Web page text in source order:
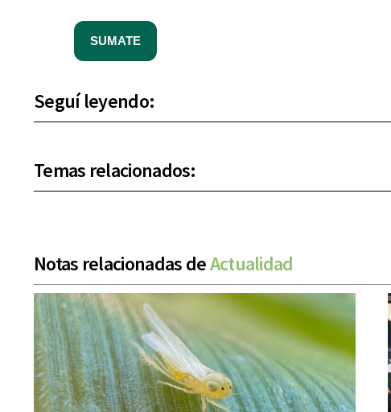
SUMATE
Seguí leyendo:
Temas relacionados:
Notas relacionadas deActualidad